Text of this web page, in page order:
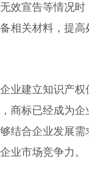
效宣告等情况
相关材料，提
业建立知识产
商标已经成为企
结合企业发展
业市场竞争力。